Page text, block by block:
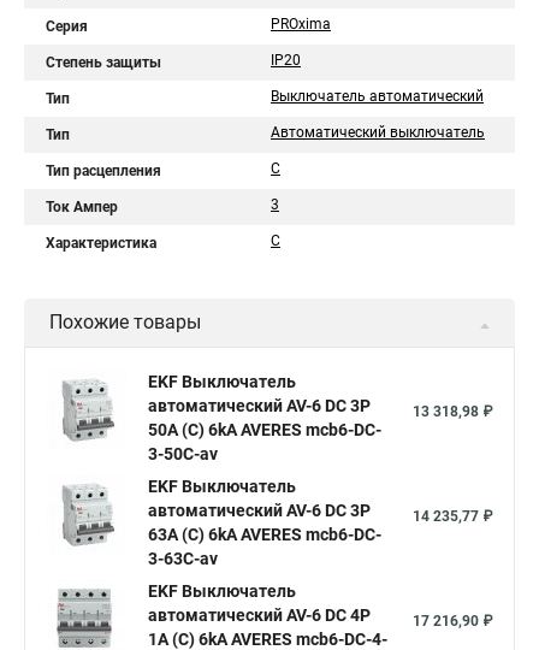
Серия PROxima
Степень защиты IP20
Тип Выключатель автоматический
Тип Автоматический выключатель
Тип расцепления C
Ток Ампер 3
Характеристика C
Похожие товары
EKF Выключатель
автоматический AV-6 DC 3P
50A (C) 6kA AVERES mcb6-DC-
3-50C-av
13 318,98 ₽
EKF Выключатель
автоматический AV-6 DC 3P
63A (C) 6kA AVERES mcb6-DC-
3-63C-av
14 235,77 ₽
EKF Выключатель
автоматический AV-6 DC 4P
1A (C) 6kA AVERES mcb6-DC-4-
17 216,90 ₽